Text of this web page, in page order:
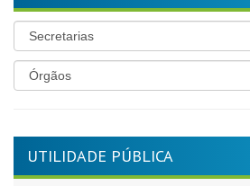
UTILIDADE PÚBLICA